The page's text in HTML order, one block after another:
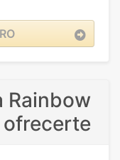
Rainbow